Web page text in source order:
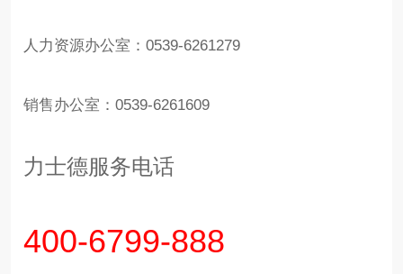
人力资源办公室：0539-6261279
销售办公室：0539-6261609
力士德服务电话
400-6799-888